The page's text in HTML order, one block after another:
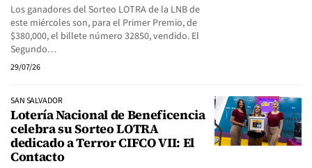
Los ganadores del Sorteo LOTRA de la LNB de
este miércoles son, para el Primer Premio, de
$380,000, el billete número 32850, vendido. El
Segundo…
29/07/26
SAN SALVADOR
Lotería Nacional de Beneficencia
celebra su Sorteo LOTRA
dedicado a Terror CIFCO VII: El
Contacto